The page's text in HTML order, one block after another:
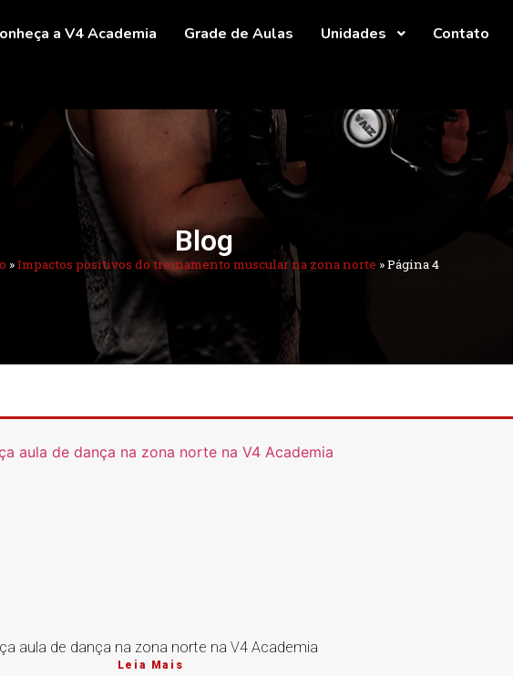
a V4 Academia Grade de Aulas Unidades Contato
Blog
»Impactos positivos do treinamento muscular na zona norte »Página 4
aula de dança na zona norte na V4 Academia
Leia Mais